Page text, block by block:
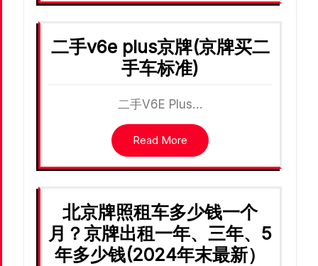
二手v6e plus京牌(京牌买二
手车标准)
二手V6E Plus…
Read More
北京牌照租车多少钱一个
月？京牌出租一年、三年、5
年多少钱(2024年末最新）